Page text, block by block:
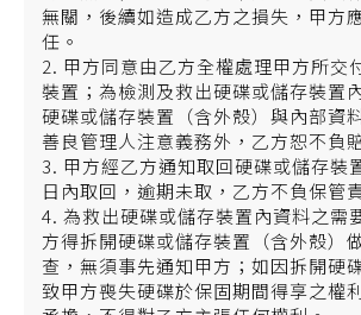
無關，後續如造成乙方之損失，甲方
任。
2. 甲方同意由乙方全權處理甲方所交
裝置；為檢測及救出硬碟或儲存裝置
硬碟或儲存裝置（含外殼）與內部資
善良管理人注意義務外，乙方恕不負
3. 甲方經乙方通知取回硬碟或儲存裝
日內取回，逾期未取，乙方不負保管
4. 為救出硬碟或儲存裝置內資料之需
方得拆開硬碟或儲存裝置（含外殼）
查，無須事先通知甲方；如因拆開硬
致甲方喪失硬碟於保固期間得享之權